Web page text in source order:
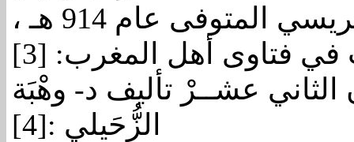
تأليف : أحمد بن محمد الونشريسي المتوفى عام 914 هـ ،
في فتاوى أهل المغرب:
[3]
الثاني عشــرْ تأليف د- وهْبَة
الزُّحَيلي :
[4]